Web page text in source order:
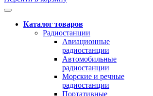
Каталог товаров
Радиостанции
Авиационные
радиостанции
Автомобильные
радиостанции
Морские и речные
радиостанции
Портативные